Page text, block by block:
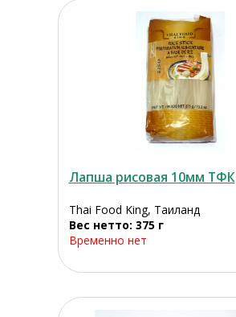
Лапша рисовая 10мм ТФК
Thai Food King, Таиланд
Вес нетто: 375 г
Временно нет